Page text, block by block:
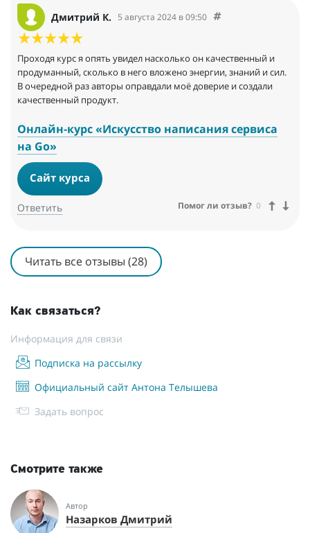
Недостатки
Показалось, что курс местами сложный. Ассемблерные вставки
сначала внушают ужас, но если прочитать пару статей о том,
В курсе по-прежнему есть ссылки на ещё неготовые курсы от
авторов сбивает с толку.
Дмитрий К. 5 августа 2024 в 09:50
Проходя курс я опять увидел насколько он качественный и
продуманный, сколько в него вложено энергии, знаний и сил.
В очередной раз авторы оправдали моё доверие и создали
качественный продукт.
Онлайн-курс «Искусство написания сервиса
на Go»
Сайт курса
Ответить Помог ли отзыв? 0
Читать все отзывы (28)
Как связаться?
Информация для связи
Подписка на рассылку
Официальный сайт Антона Телышева
Задать вопрос
Смотрите также
Автор
Назарков Дмитрий